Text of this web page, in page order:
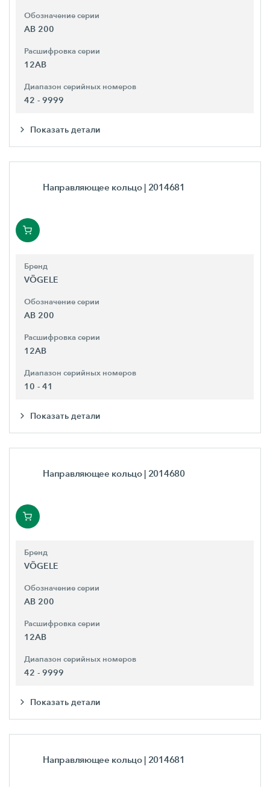
Обозначение серии
AB 200
Расшифровка серии
12AB
Диапазон серийных номеров
42 - 9999
Показать детали
Направляющее кольцо | 2014681
Бренд
VÖGELE
Обозначение серии
AB 200
Расшифровка серии
12AB
Диапазон серийных номеров
10 - 41
Показать детали
Направляющее кольцо | 2014680
Бренд
VÖGELE
Обозначение серии
AB 200
Расшифровка серии
12AB
Диапазон серийных номеров
42 - 9999
Показать детали
Направляющее кольцо | 2014681